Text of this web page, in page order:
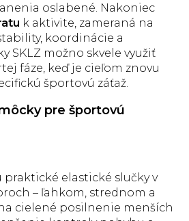
oslabené. Nakoniec
k aktivite, zameraná na
koordinácie a
SKLZ možno skvele využiť
fáze, keď je cieľom znovu
športovú záťaž.
pre športovú
praktické elastické slučky v
– ľahkom, strednom a
cielené posilnenie menších